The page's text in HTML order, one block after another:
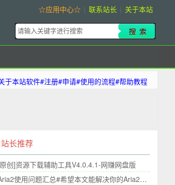
☆应用中心☆ 联系站长 关于本站
于本站软件#注册#申请#使用的流程#帮助教程
站长推荐
创]资源下载辅助工具V4.0.4.1-网赚网盘版
使用问题汇总#希望本文能解决你的Aria2连接问题